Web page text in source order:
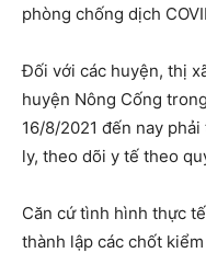
phòng chống dịch
Đối với các huyện, thị
huyện Nông Cống
16/8/2021 đến nay
ly, theo dõi y tế theo
Căn cứ tình hình thực
thành lập các chốt